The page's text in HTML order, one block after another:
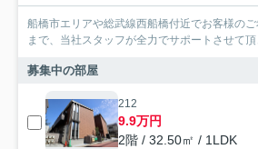
船橋市エリアや総武線西船橋付近でお客様の
まで、当社スタッフが全力でサポートさせて頂
募集中の部屋
212
9.9万円
2階 / 32.50㎡ / 1LDK